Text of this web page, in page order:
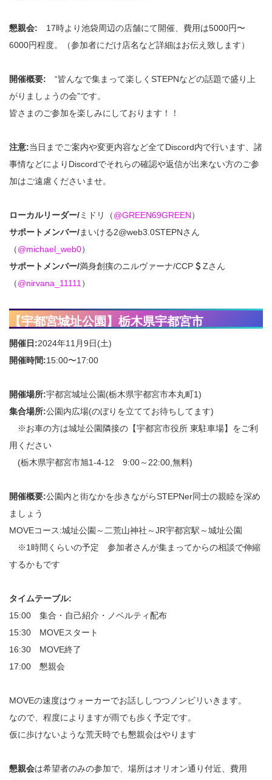
懇親会: 17時より池袋周辺の店舗にて開催、費用は5000円〜
6000円程度。（参加者にだけ店名など詳細はお伝え致します）
開催概要: “皆んなで集まって楽しくSTEPNなどの話題で盛り上
がりましょうの会”です。
皆さまのご参加を楽しみにしております！！
注意:当日までご案内や変更内容など全てDiscord内で行います、諸
事情などによりDiscordでそれらの確認や返信が出来ない方のご参
加はご遠慮くださいませ。
ローカルリーダー/ミドリ（@GREEN69GREEN）
サポートメンバー/まいける2@web3.0STEPNさん
（@michael_web0）
サポートメンバー/満身創痍のニルヴァーナ/CCP
Zさん
（@nirvana_11111）
【宇都宮城址公園】栃木県宇都宮市
開催日:2024年11月9日(土)
開催時間:15:00〜17:00
開催場所:宇都宮城址公園(栃木県宇都宮市本丸町1)
集合場所:公園内広場(のぼりを立ててお待ちしてます)
※お車の方は城址公園隣接の【宇都宮市役所 東駐車場】をご利
用ください
(栃木県宇都宮市旭1-4-12 9:00～22:00,無料)
開催概要:公園内と街なかを歩きながらSTEPNer同士の親睦を深め
ましょう
MOVEコース:城址公園～二荒山神社～JR宇都宮駅～城址公園
※1時間くらいの予定 参加者さんが集まってからの相談で伸縮
するかもです
タイムテーブル:
15:00 集合・自己紹介・ノベルティ配布
15:30 MOVEスタート
16:30 MOVE終了
17:00 懇親会
MOVEの速度はウォーカーでお話ししつつノンビリいきます。
なので、程度によりますが雨でも歩く予定です。
仮に歩けないような荒天時でも懇親会はやります
懇親会は希望者のみの参加で、場所はオリオン通り付近、費用